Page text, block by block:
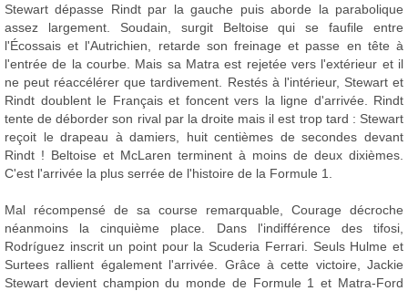
Stewart dépasse Rindt par la gauche puis aborde la parabolique
assez largement. Soudain, surgit Beltoise qui se faufile entre
l'Écossais et l'Autrichien, retarde son freinage et passe en tête à
l'entrée de la courbe. Mais sa Matra est rejetée vers l'extérieur et il
ne peut réaccélérer que tardivement. Restés à l'intérieur, Stewart et
Rindt doublent le Français et foncent vers la ligne d'arrivée. Rindt
tente de déborder son rival par la droite mais il est trop tard : Stewart
reçoit le drapeau à damiers, huit centièmes de secondes devant
Rindt ! Beltoise et McLaren terminent à moins de deux dixièmes.
C'est l'arrivée la plus serrée de l'histoire de la Formule 1.
Mal récompensé de sa course remarquable, Courage décroche
néanmoins la cinquième place. Dans l'indifférence des tifosi,
Rodríguez inscrit un point pour la Scuderia Ferrari. Seuls Hulme et
Surtees rallient également l'arrivée. Grâce à cette victoire, Jackie
Stewart devient champion du monde de Formule 1 et Matra-Ford